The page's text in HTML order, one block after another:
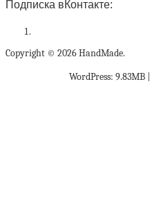
Подписка вКонтакте:
Copyright © 2026 HandMade.
WordPress: 9.83MB